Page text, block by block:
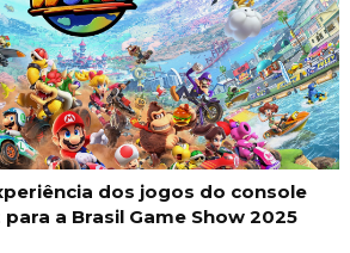
dos jogos do console
a Brasil Game Show 2025